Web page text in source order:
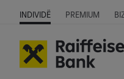
INDIVIDË PREMIUM